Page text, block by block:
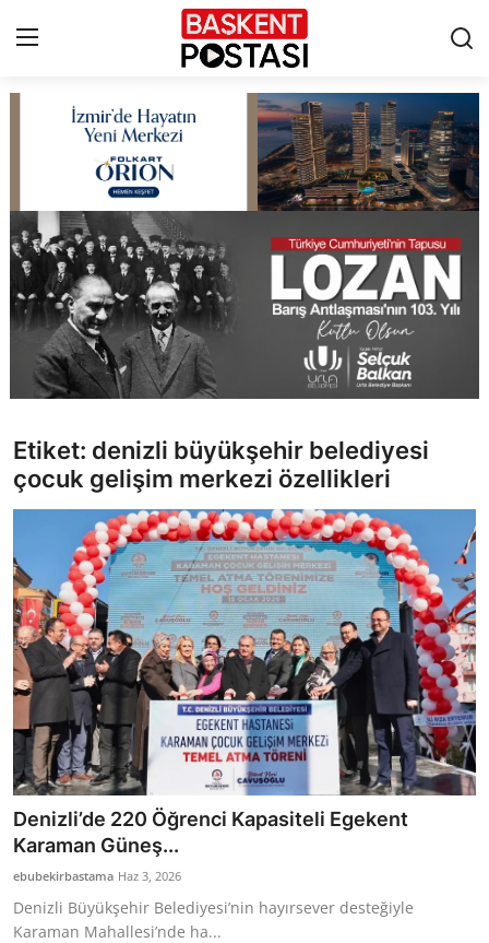
Çerez Politikası
Künye
Ankara
TBMM
Cumhurbaşkanlığı
Bakanlıklar
Siyasi Partiler
Mülki İdare
Toplum ve Yaşam
Sivil Toplum Kuruluşları
Kamu Kurumları ve Üst Kurullar
Resmi Reklamlar
Etiket: denizli büyükşehir belediyesi
çocuk gelişim merkezi özellikleri
Denizli’de 220 Öğrenci Kapasiteli Egekent
Karaman Güneş...
ebubekirbastama Haz 3, 2026
Denizli Büyükşehir Belediyesi’nin hayırsever desteğiyle
Karaman Mahallesi’nde ha...